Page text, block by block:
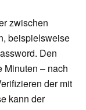
zwischen
beispielsweise
Den
Minuten – nach
der mit
kann der